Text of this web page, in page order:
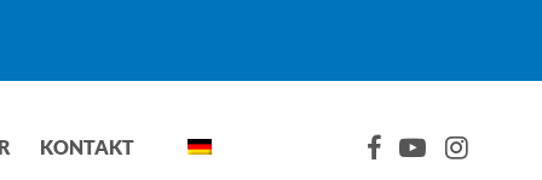
KONTAKT FACEBOOK
YOUTUBE